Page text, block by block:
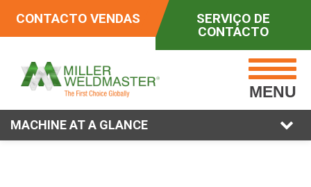
CONTACTO VENDAS
SERVIÇO DE
CONTACTO
MENU
MACHINE AT A GLANCE